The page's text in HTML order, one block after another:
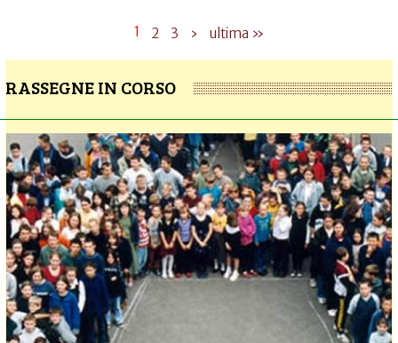
1 2 3 › ultima »
RASSEGNE IN CORSO